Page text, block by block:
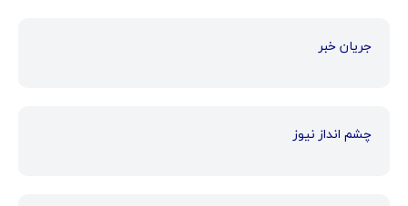
جریان خبر
چشم انداز نیوز